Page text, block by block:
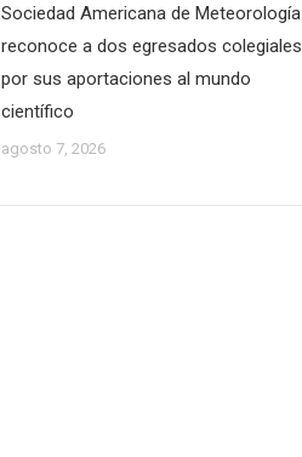
Sociedad Americana de Meteorología
reconoce a dos egresados colegiales
por sus aportaciones al mundo
científico
agosto 7, 2026